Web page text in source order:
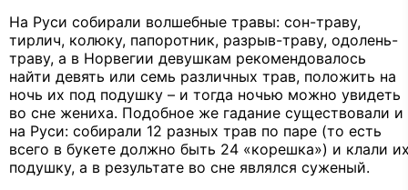
На Руси собирали волшебные травы: сон-траву,
тирлич, колюку, папоротник, разрыв-траву, одолень-
траву, а в Норвегии девушкам рекомендовалось
найти девять или семь различных трав, положить на
ночь их под подушку – и тогда ночью можно увидеть
во сне жениха. Подобное же гадание существовали и
на Руси: собирали 12 разных трав по паре (то есть
всего в букете должно быть 24 «корешка») и клали
подушку, а в результате во сне являлся суженый.